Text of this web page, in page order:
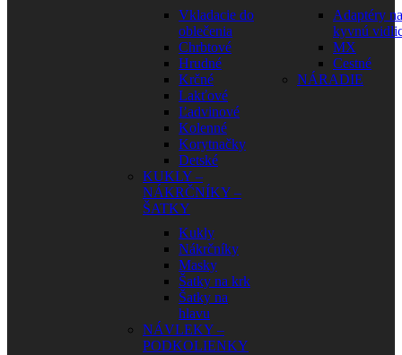
Vkladacie do
oblečenia
Chrbtové
Hrudné
Krčné
Lakťové
Ľadvinové
Kolenné
Korytnačky
Detské
KUKLY –
NÁKRČNÍKY –
ŠATKY
Kukly
Nákrčníky
Masky
Šatky na krk
Šatky na
hlavu
NÁVLEKY –
PODKOLIENKY
Adaptéry na
kyvnú
MX
Cestné
NÁRADIE